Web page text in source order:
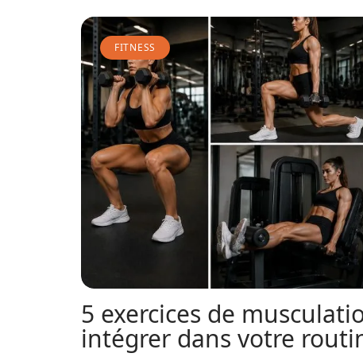
FITNESS
5 exercices de
intégrer dans votre